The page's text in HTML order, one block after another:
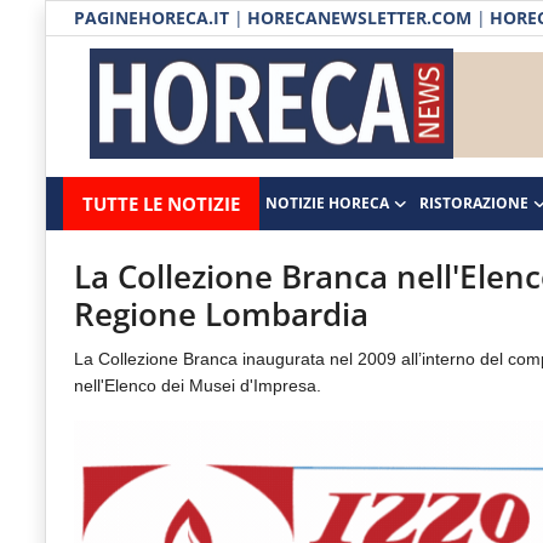
PAGINEHORECA.IT | HORECANEWSLETTER.COM |
Horecanews.it
-
Notizie
Horeca
Il
portale
del
del
TUTTE LE NOTIZIE NOTIZIE HORECA RISTORAZIONE
Notizie HORECA
Ristorazione
Ospitalità
Distribuzione
Prodotti | Dispensa Horeca
RUBRICHE
La Collezione Branca
Regione Lombardia
La Collezione Branca inaugurata nel 2009 all’interno del
nell'Elenco dei Musei d'Impresa.